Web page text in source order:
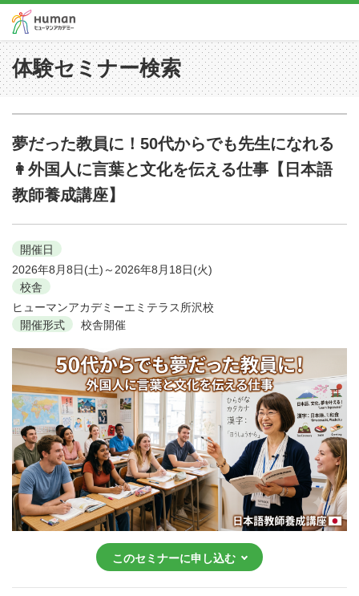
体験セミナー検索
夢だった教員に！50代からでも先生になれる
👩外国人に言葉と文化を伝える仕事【日本語
教師養成講座】
開催日
2026年8月8日(土)～2026年8月18日(火)
校舎
ヒューマンアカデミーエミテラス所沢校
開催形式
校舎開催
このセミナーに申し込む